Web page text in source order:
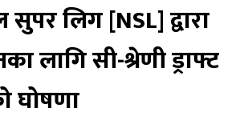
लिग [NSL] द्वारा
लागि सी-श्रेणी ड्राफ्ट
घोषणा